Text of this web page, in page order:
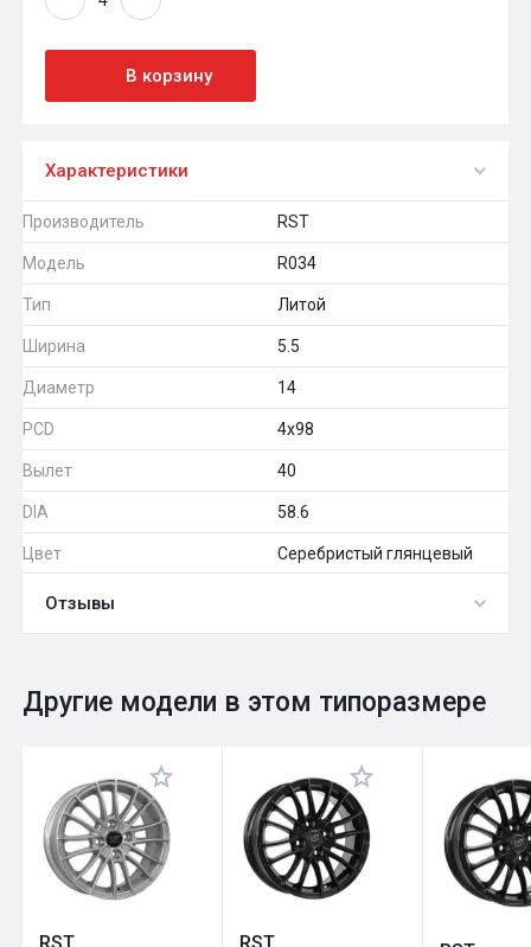
В корзину
Характеристики
Производитель RST
Модель R034
Тип Литой
Ширина 5.5
Диаметр 14
PCD 4x98
Вылет 40
DIA 58.6
Цвет Серебристый глянцевый
Отзывы
Оставить отзыв
Общий рейтинг 0
Другие модели в этом типоразмере